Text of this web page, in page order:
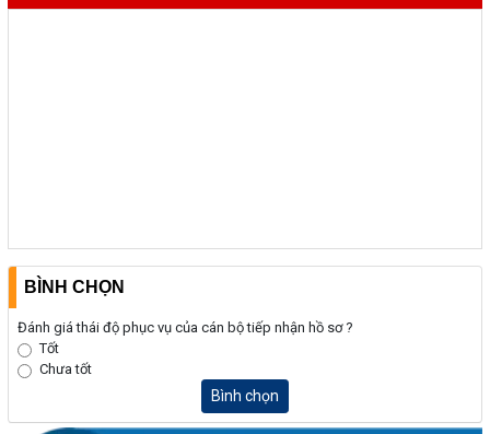
BÌNH CHỌN
Đánh giá thái độ phục vụ của cán bộ tiếp nhận hồ sơ ?
Tốt
Chưa tốt
Bình chọn